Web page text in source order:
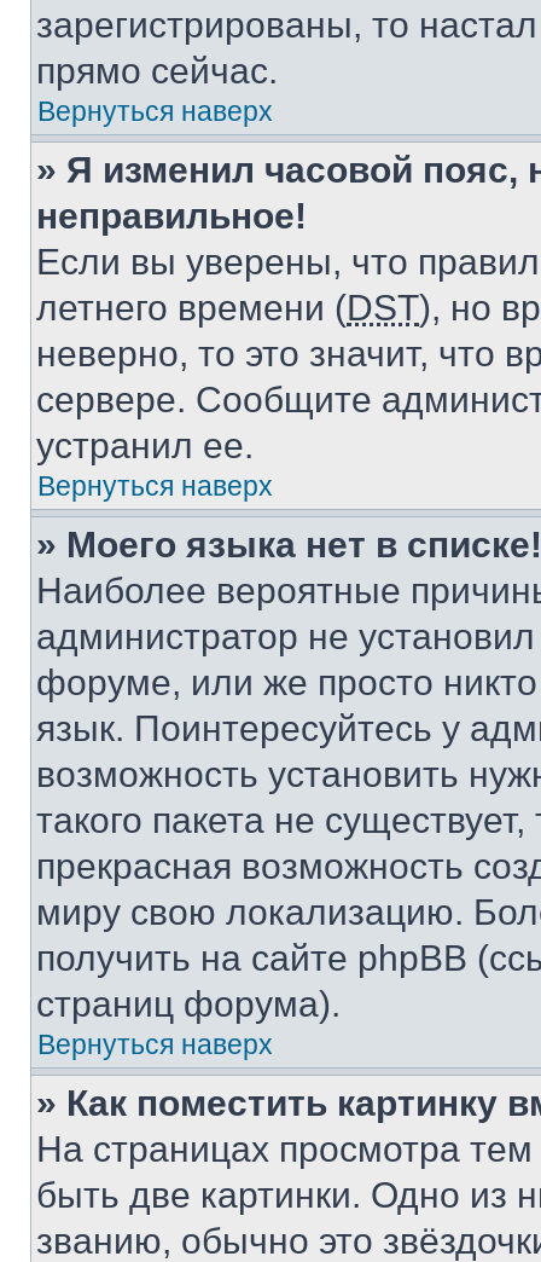
зарегистрированы, то
прямо сейчас.
Вернуться наверх
» Я изменил часовой пояс,
неправильное!
Если вы уверены, что
летнего времени (DST), но
неверно, то это значит, что
сервере. Сообщите
устранил ее.
Вернуться наверх
» Моего языка нет в списке!
Наиболее вероятные
администратор не
форуме, или же просто
язык. Поинтересуйтесь у
возможность установить
такого пакета не
прекрасная возможность
миру свою локализацию.
получить на сайте phpBB
страниц форума).
Вернуться наверх
» Как поместить картинку
На страницах просмотра
быть две картинки. Одно из
званию, обычно это